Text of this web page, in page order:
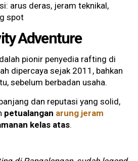
arus deras, jeram teknikal,
spot
Adventure
pionir penyedia rafting di
dipercaya sejak 2011, bahkan
sebelum berbadan usaha.
dan reputasi yang solid,
petualangan arung jeram
kelas atas.